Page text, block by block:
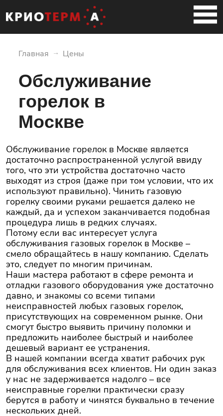
Главная Цены
Обслуживание
горелок в
Москве
Обслуживание горелок в Москве является
достаточно распространенной услугой ввиду
того, что эти устройства достаточно часто
выходят из строя (даже при том условии, что их
используют правильно). Чинить газовую
горелку своими руками решается далеко не
каждый, да и успехом заканчивается подобная
процедура лишь в редких случаях.
Потому если вас интересует услуга
обслуживания газовых горелок в Москве –
смело обращайтесь в нашу компанию. Сделать
это, следует по многим причинам.
Наши мастера работают в сфере ремонта и
отладки газового оборудования уже достаточно
давно, и знакомы со всеми типами
неисправностей любых газовых горелок,
присутствующих на современном рынке. Они
смогут быстро выявить причину поломки и
предложить наиболее быстрый и наиболее
дешевый вариант ее устранения.
В нашей компании всегда хватит рабочих рук
для обслуживания всех клиентов. Ни один заказ
у нас не задерживается надолго – все
неисправные горелки практически сразу
берутся в работу и чинятся буквально в течение
нескольких дней.